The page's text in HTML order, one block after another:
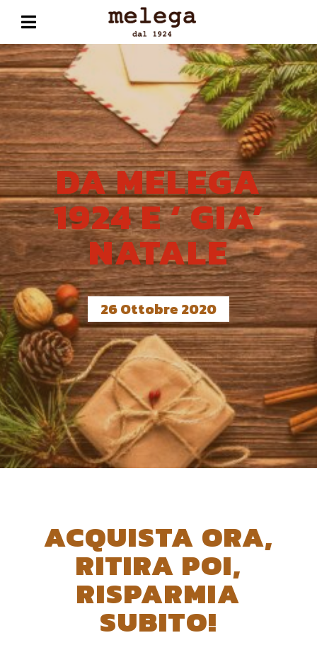
DA MELEGA
1924 E ‘ GIA’
NATALE
26 Ottobre 2020
ACQUISTA ORA,
RITIRA POI,
RISPARMIA
SUBITO!